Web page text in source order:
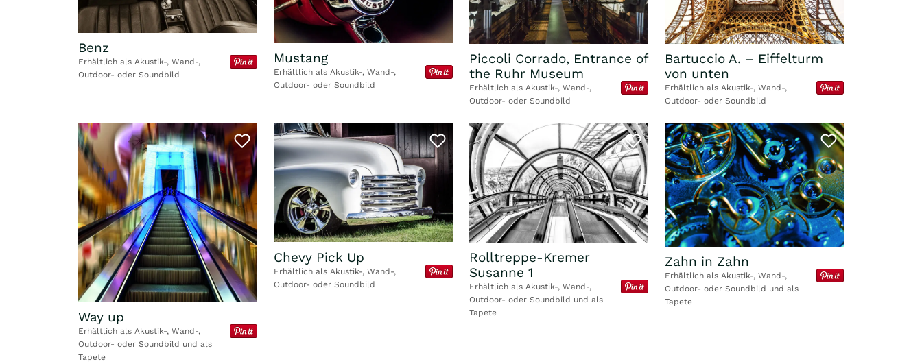
Benz
Erhältlich als Akustik-, Wand-,
Outdoor- oder Soundbild
Mustang
Erhältlich als Akustik-, Wand-,
Outdoor- oder Soundbild
Piccoli Corrado, Entrance of
the Ruhr Museum
Erhältlich als Akustik-, Wand-,
Outdoor- oder Soundbild
Bartuccio A. – Eiffelturm
von unten
Erhältlich als Akustik-, Wand-,
Outdoor- oder Soundbild
Way up
Erhältlich als Akustik-, Wand-,
Outdoor- oder Soundbild und als
Tapete
Chevy Pick Up
Erhältlich als Akustik-, Wand-,
Outdoor- oder Soundbild
Rolltreppe-Kremer
Susanne 1
Erhältlich als Akustik-, Wand-,
Outdoor- oder Soundbild und als
Tapete
Zahn in Zahn
Erhältlich als Akustik-, Wand-,
Outdoor- oder Soundbild und als
Tapete